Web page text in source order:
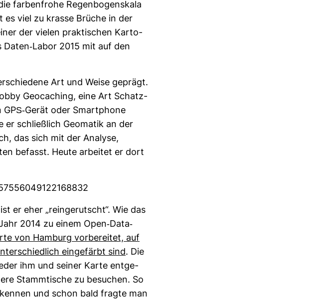
far­ben­frohe Regen­bo­gen­skala
viel zu krasse Brüche in der
der vielen prak­ti­schen Kar­to­
​Labor 2015 mit auf den
Art und Weise geprägt.
Geo­caching, eine Art Schatz­
​Gerät oder Smart­phone
schließ­lich Geo­matik an der
das sich mit der Ana­lyse,
befasst. Heute arbeitet er dort
er eher „rein­ge­rutscht“. Wie das
2014 zu einem Open-​Data-​
von Ham­burg vor­be­reitet, auf
ein­ge­färbt sind. Die
ihm und seiner Karte ent­ge­
Stamm­ti­sche zu besu­chen. So
und schon bald fragte man